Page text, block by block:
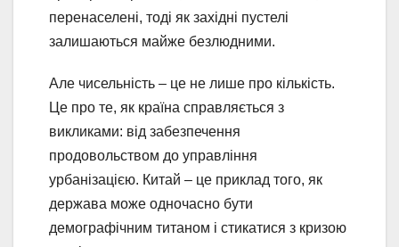
перенаселені, тоді як західні пустелі
залишаються майже безлюдними.
Але чисельність – це не лише про кількість.
Це про те, як країна справляється з
викликами: від забезпечення
продовольством до управління
урбанізацією. Китай – це приклад того, як
держава може одночасно бути
демографічним титаном і стикатися з кризою